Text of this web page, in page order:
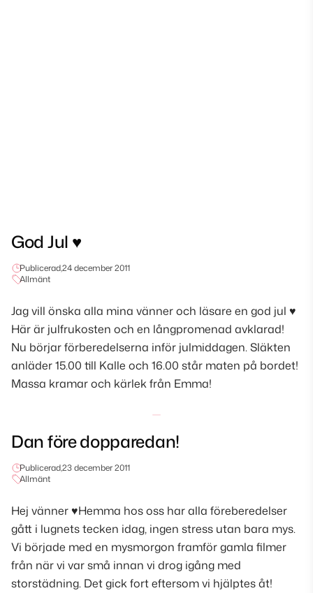
God Jul ♥
Publicerad,24 december 2011
Allmänt
Jag vill önska alla mina vänner och läsare en god jul ♥
Här är julfrukosten och en långpromenad avklarad!
Nu börjar förberedelserna inför julmiddagen. Släkten
anläder 15.00 till Kalle och 16.00 står maten på bordet!
Massa kramar och kärlek från Emma!
Dan före dopparedan!
Publicerad,23 december 2011
Allmänt
Hej vänner ♥Hemma hos oss har alla föreberedelser
gått i lugnets tecken idag, ingen stress utan bara mys.
Vi började med en mysmorgon framför gamla filmer
från när vi var små innan vi drog igång med
storstädning. Det gick fort eftersom vi hjälptes åt!